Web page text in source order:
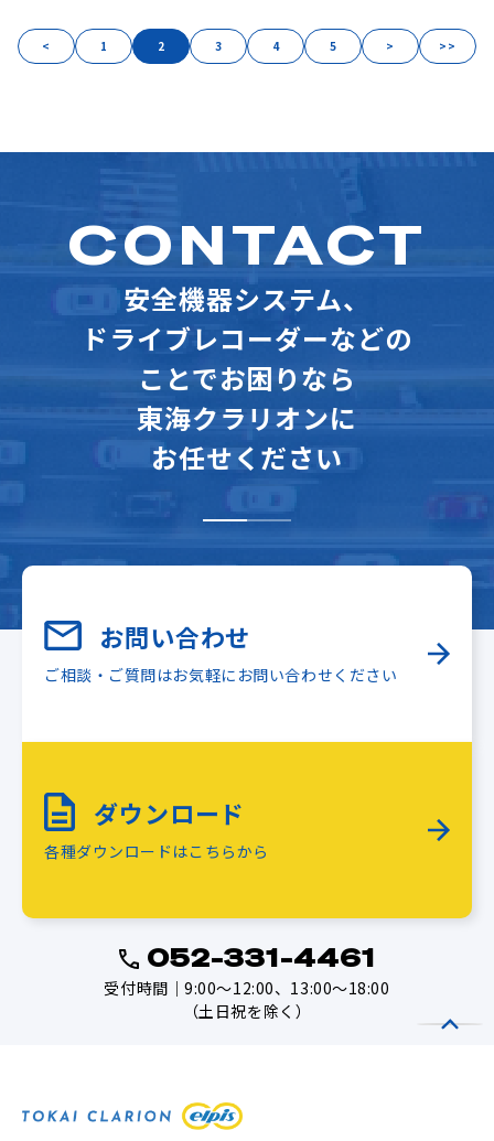
< 1 2 3 4 5 > >>
CONTACT
安全機器システム、
ドライブレコーダーなどの
ことでお困りなら
東海クラリオンに
お任せください
お問い合わせ
ご相談・ご質問はお気軽にお問い合わせください
ダウンロード
各種ダウンロードはこちらから
052-331-4461
受付時間｜9:00～12:00、13:00～18:00
（土日祝を除く）